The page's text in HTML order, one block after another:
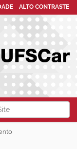
ALTO CONTRASTE